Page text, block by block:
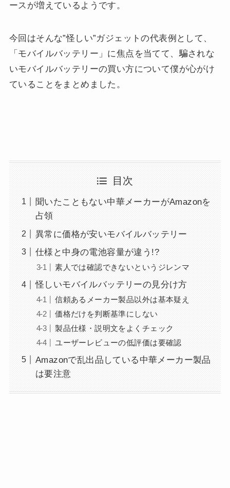
ースが増えているようです。
今回はそんな”怪しい”ガジェットの代表例として、
「モバイルバッテリー」に焦点を当てて、騙されな
いモバイルバッテリーの買い方について僕が心がけ
ていることをまとめました。
目次
聞いたこともない中華メーカーがAmazonを
占領
異常に価格が安いモバイルバッテリー
仕様と中身の電池容量が違う!?
素人では確認できないというジレンマ
怪しいモバイルバッテリーの見分け方
信頼あるメーカー製品以外は基本疑え
価格だけを判断基準にしない
製品仕様・説明文をよくチェック
ユーザーレビューの低評価は要確認
Amazonで乱出品している中華メーカー製品
は要注意